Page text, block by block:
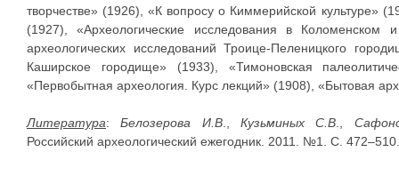
творчестве» (1926), «К вопросу о Киммерийской культуре»
(1927), «Археологические исследования в Коломенском
археологических исследований Троице-Пеленицкого
Каширское городище» (1933), «Тимоновская
«Первобытная археология. Курс лекций» (1908), «Бытовая
Литература:Белозерова И.В.,Кузьминых С.В
Российский археологический ежегодник. 2011. №1. С. 472–510.